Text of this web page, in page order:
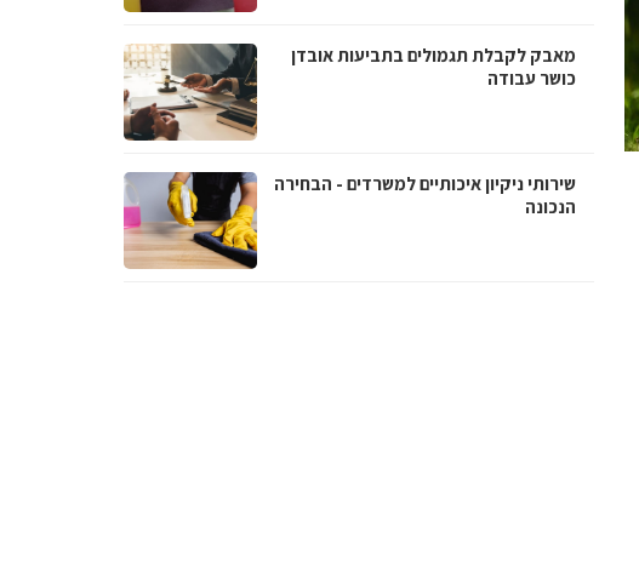
מאבק לקבלת תגמולים בתביעות אובדן
כושר עבודה
שירותי ניקיון איכותיים למשרדים - הבחירה
הנכונה